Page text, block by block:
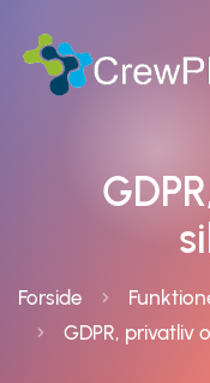
Forside
GDPR, privatliv